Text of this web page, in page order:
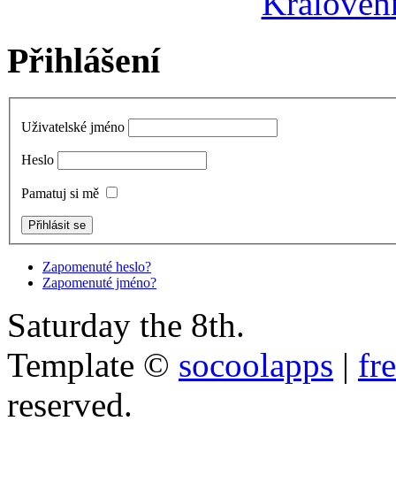
Přihlášení
Uživatelské jméno
Heslo
Pamatuj si mě
Zapomenuté heslo?
Zapomenuté jméno?
Saturday the 8th.
Template © socoolapps |
reserved.